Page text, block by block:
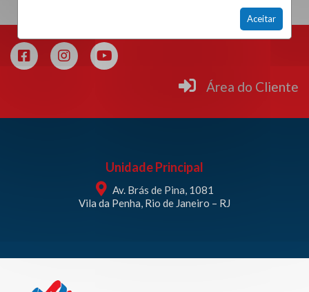
Aceitar
Área do Cliente
Unidade Principal
Av. Brás de Pina, 1081
Vila da Penha, Rio de Janeiro – RJ